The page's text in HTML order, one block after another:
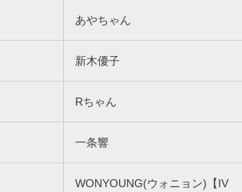
あやちゃん
新木優子
Rちゃん
一条響
WONYOUNG(ウォニョン)【IV